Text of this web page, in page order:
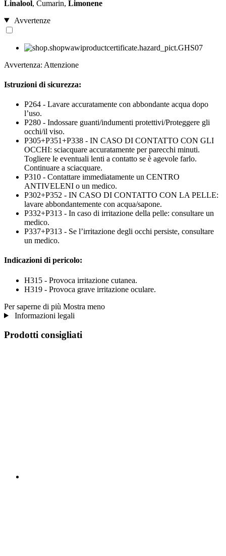
Linalool, Cumarin, Limonene
Avvertenze
Avvertenza: Attenzione
Istruzioni di sicurezza:
P264 - Lavare accuratamente con abbondante acqua dopo
l’uso.
P280 - Indossare guanti/indumenti protettivi/Proteggere gli
occhi/il viso.
P305+P351+P338 - IN CASO DI CONTATTO CON GLI
OCCHI: sciacquare accuratamente per parecchi minuti.
Togliere le eventuali lenti a contatto se è agevole farlo.
Continuare a sciacquare.
P310 - Contattare immediatamente un CENTRO
ANTIVELENI o un medico.
P302+P352 - IN CASO DI CONTATTO CON LA PELLE:
lavare abbondantemente con acqua/sapone.
P332+P313 - In caso di irritazione della pelle: consultare un
medico.
P337+P313 - Se l’irritazione degli occhi persiste, consultare
un medico.
Indicazioni di pericolo:
H315 - Provoca irritazione cutanea.
H319 - Provoca grave irritazione oculare.
Per saperne di più Mostra meno
Informazioni legali
Prodotti consigliati